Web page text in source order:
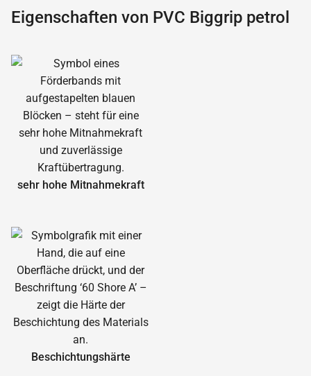
Eigenschaften von PVC Biggrip petrol
sehr hohe Mitnahmekraft
Beschichtungshärte